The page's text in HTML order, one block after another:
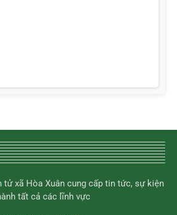
tử xã Hòa Xuân cung cấp tin tức, sự kiện
tất cả các lĩnh vực